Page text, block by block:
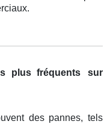
plus fréquents
sur
des pannes, tels